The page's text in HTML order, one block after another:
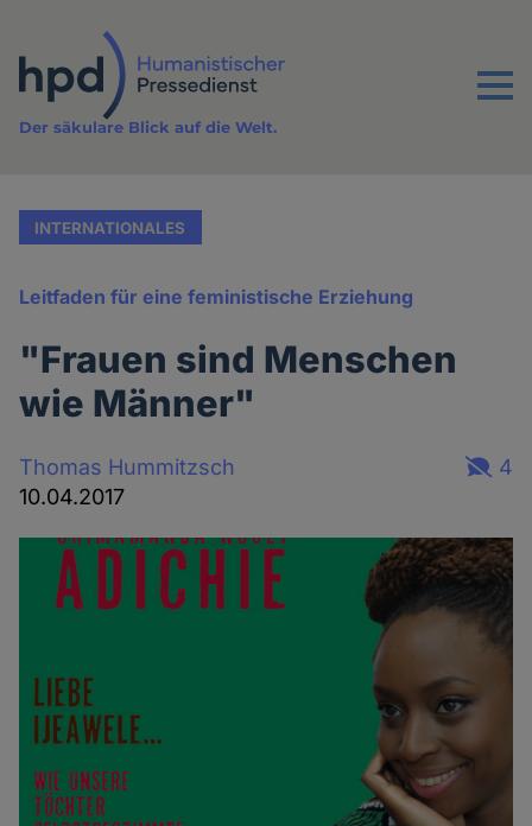
Inhalt
Menu
Der säkulare Blick auf die Welt.
INTERNATIONALES
Leitfaden für eine feministische Erziehung
"Frauen sind Menschen
wie Männer"
Thomas Hummitzsch
10.04.2017
4